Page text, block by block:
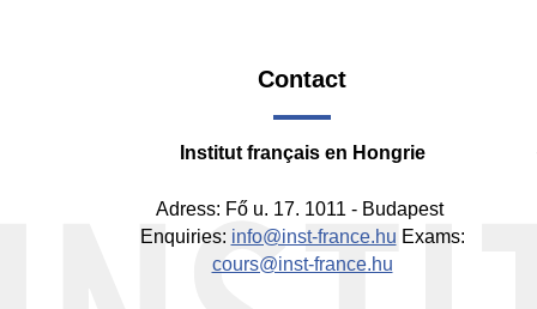
Contact
Institut français en Hongrie
Adress: Fő u. 17. 1011 - Budapest
Enquiries: info@inst-france.hu Exams:
cours@inst-france.hu